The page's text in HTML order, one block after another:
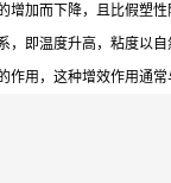
增加而下降，且比假塑
，即温度升高，粘度以
用，这种增效作用通常